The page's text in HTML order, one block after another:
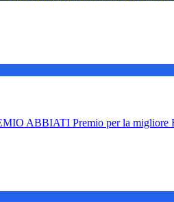
ABBIATI Premio per la migliore